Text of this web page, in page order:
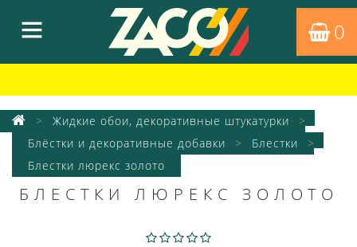
0
Жидкие обои, декоративные штукатурки
Блёстки и декоративные добавки
Блестки
Блестки люрекс золото
БЛЕСТКИ ЛЮРЕКС ЗОЛОТО